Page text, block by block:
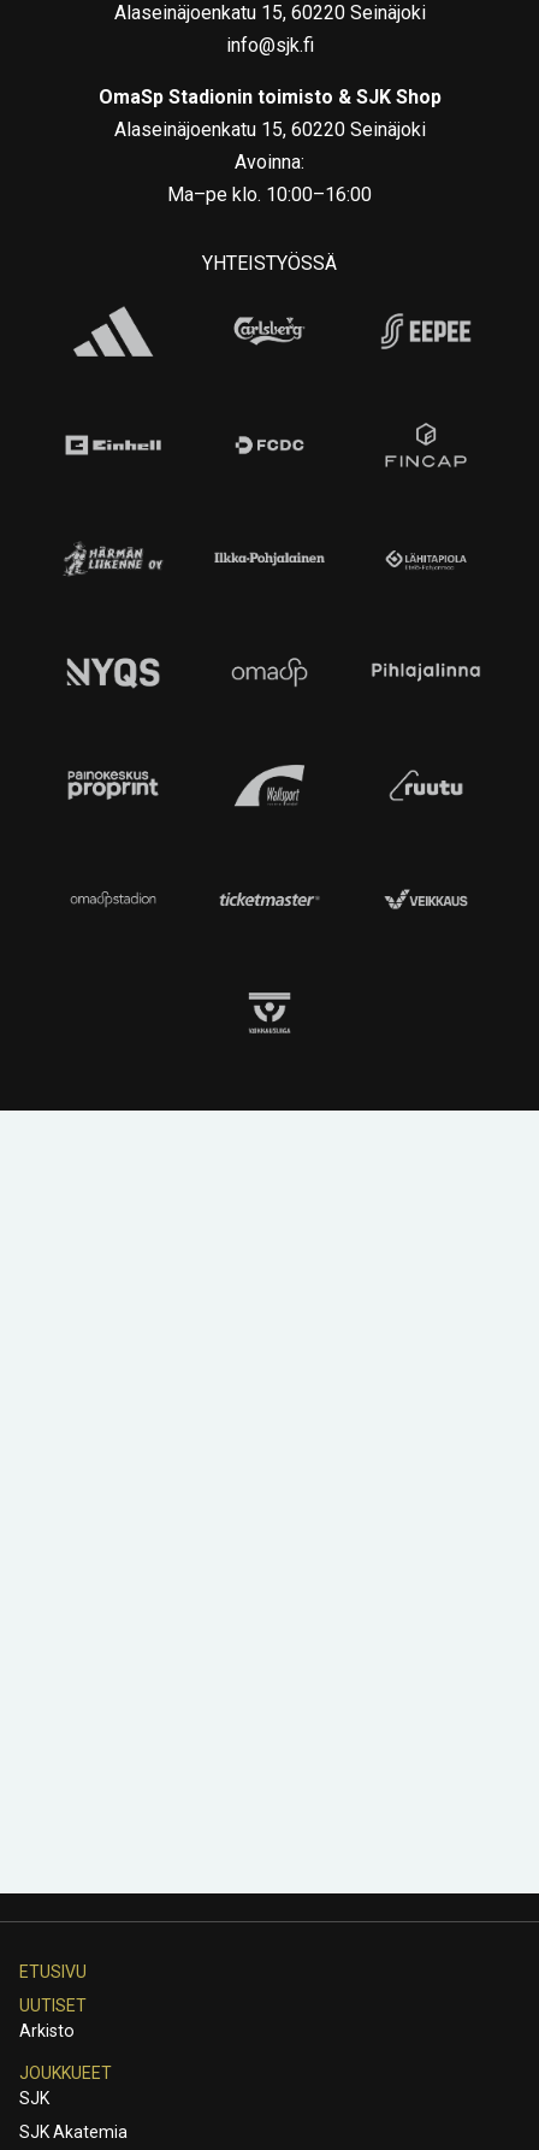
Alaseinäjoenkatu 15, 60220 Seinäjoki
info@sjk.fi
OmaSp Stadionin toimisto & SJK Shop
Alaseinäjoenkatu 15, 60220 Seinäjoki
Avoinna:
Ma–pe klo. 10:00–16:00
YHTEISTYÖSSÄ
ETUSIVU
UUTISET
Arkisto
JOUKKUEET
SJK
SJK Akatemia